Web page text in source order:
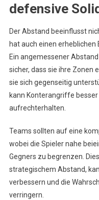
defensive
Der Abstand beeinflusst
hat auch einen
Ein angemessener
sicher, dass sie ihre Zonen
sie sich gegenseitig
kann Konterangriffe
aufrechterhalten.
Teams sollten auf eine
wobei die Spieler nahe
Gegners zu begrenzen.
strategischem Abstand,
verbessern und die
verringern.